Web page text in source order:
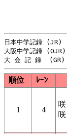
日本中学記録
大阪中学記録
順位 ﾚｰﾝ
1 4